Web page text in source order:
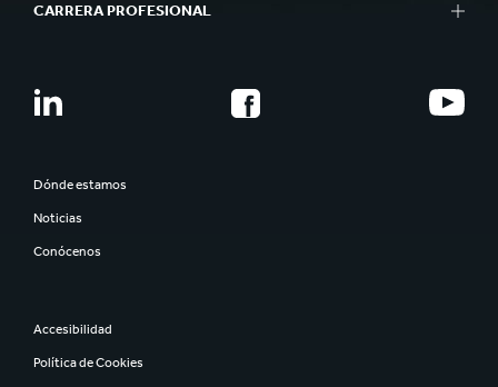
CARRERA PROFESIONAL
Dónde estamos
Noticias
Conócenos
Accesibilidad
Política de Cookies